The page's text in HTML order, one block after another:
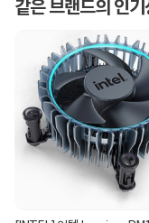
같은 브랜드의 인